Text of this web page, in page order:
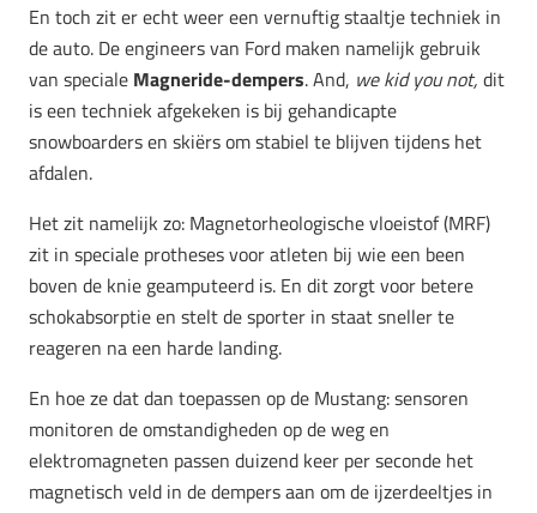
En toch zit er echt weer een vernuftig staaltje techniek in
de auto. De engineers van Ford maken namelijk gebruik
van speciale Magneride-dempers. And, we kid you not, dit
is een techniek afgekeken is bij gehandicapte
snowboarders en skiërs om stabiel te blijven tijdens het
afdalen.
Het zit namelijk zo: Magnetorheologische vloeistof (MRF)
zit in speciale protheses voor atleten bij wie een been
boven de knie geamputeerd is. En dit zorgt voor betere
schokabsorptie en stelt de sporter in staat sneller te
reageren na een harde landing.
En hoe ze dat dan toepassen op de Mustang: sensoren
monitoren de omstandigheden op de weg en
elektromagneten passen duizend keer per seconde het
magnetisch veld in de dempers aan om de ijzerdeeltjes in